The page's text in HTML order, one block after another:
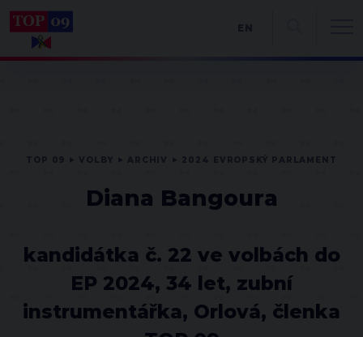
Diana Bangoura
kandidátka č. 22 ve volbách do
EP 2024, 34 let, zubní
instrumentářka, Orlová, členka